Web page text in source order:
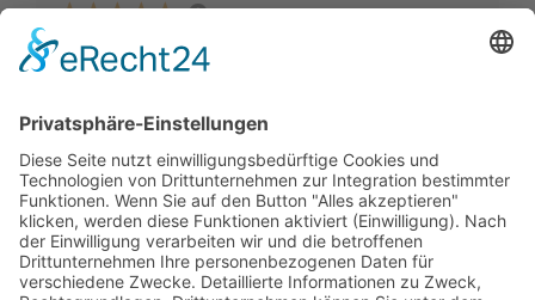
Playa del Ingles (Gran Canaria)
in Playa del Ingles.
Empfehlenswertes All-Inklusiv Angebot mit
hochwertigen Getränken und gutem Essen...
weiterlesen...
PREISE & BUCHUNG